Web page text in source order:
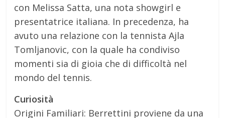
con Melissa Satta, una nota showgirl e
presentatrice italiana. In precedenza, ha
avuto una relazione con la tennista Ajla
Tomljanovic, con la quale ha condiviso
momenti sia di gioia che di difficoltà nel
mondo del tennis.
Curiosità
Origini Familiari: Berrettini proviene da una